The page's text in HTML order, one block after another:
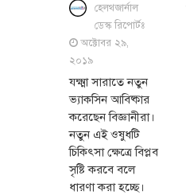
হেলথজার্নাল
ডেস্ক রিপোর্টঃ
অক্টোবর ২৯,
২০১৯
যক্ষ্মা সারাতে নতুন
ভ্যাকসিন আবিষ্কার
করেছেন বিজ্ঞানীরা।
নতুন এই ওষুধটি
চিকিৎসা ক্ষেত্রে বিপ্লব
সৃষ্টি করবে বলে
ধারণা করা হচ্ছে।